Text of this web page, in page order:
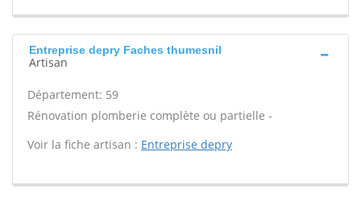
Entreprise depry Faches thumesnil
Artisan
Département: 59
Rénovation plomberie complète ou partielle -
Voir la fiche artisan : Entreprise depry